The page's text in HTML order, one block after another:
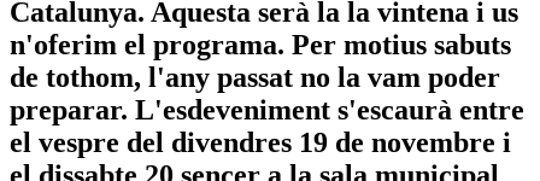
Catalunya. Aquesta serà la la vintena i us
n'oferim el programa. Per motius sabuts
de tothom, l'any passat no la vam poder
preparar. L'esdeveniment s'escaurà entre
el vespre del divendres 19 de novembre i